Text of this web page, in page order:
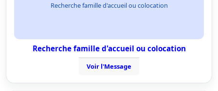
Recherche famille d'accueil ou colocation
Recherche famille d'accueil ou colocation
Voir l'Message